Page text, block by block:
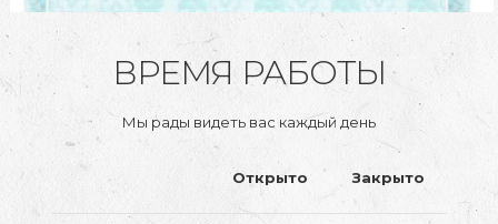
ВРЕМЯ РАБОТЫ
Мы рады видеть вас каждый день
Открыто Закрыто